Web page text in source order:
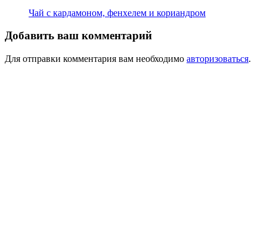
Чай с кардамоном, фенхелем и кориандром
Добавить ваш комментарий
Для отправки комментария вам необходимо авторизоваться.